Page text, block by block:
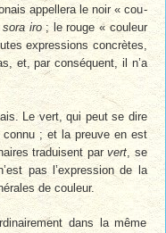
appellera le noir « cou­
sora iro; le rouge « couleur
expressions concrètes,
et, par conséquent, il n’a
Le vert, qui peut se dire
connu ; et la preuve en est
traduisent parvert , se
pas l’expression de la
de couleur.
dans la même